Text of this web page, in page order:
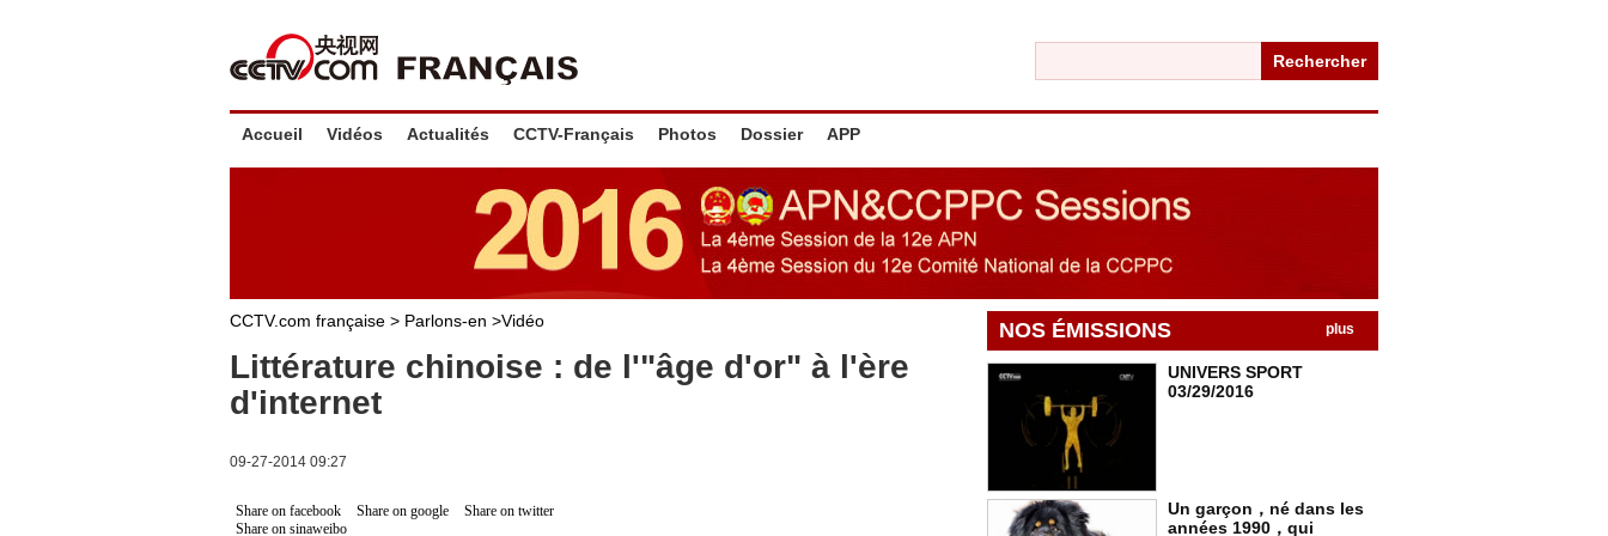
Rechercher
Accueil Vidéos Actualités CCTV-Français Photos Dossier APP
CCTV.com française > Parlons-en >Vidéo
Littérature chinoise : de l'"âge d'or" à l'ère
d'internet
09-27-2014 09:27
Share on facebook Share on google
Share on twitter
Share on sinaweibo
NOS ÉMISSIONS plus
UNIVERS SPORT
03/29/2016
Un garçon，né dans les
années 1990，qui